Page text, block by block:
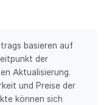
basieren auf
der
Aktualisierung.
und Preise der
können sich